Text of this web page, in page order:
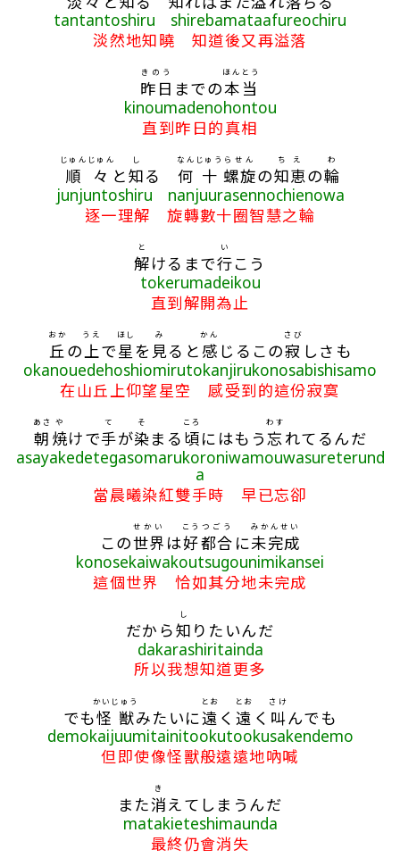
tantantoshiru shirebamataafureochiru
淡然地知曉 知道後又再溢落
昨日
きのう
までの本当
ほんとう
kinoumadenohontou
直到昨日的真相
順々
じゅんじゅん
と知
し
る何
なん
十
じゅう
螺旋
らせん
の知恵
ちえ
の輪
わ
junjuntoshiru nanjuurasennochienowa
逐一理解 旋轉數十圈智慧之輪
解
と
けるまで行
い
こう
tokerumadeikou
直到解開為止
丘
おか
の上
うえ
で星
ほし
を 見
み
ると 感
かん
じるこの寂
さび
しさも
okanouedehoshiomirutokanjirukonosabishisamo
在山丘上仰望星空 感受到的這份寂寞
朝
あさ
焼
や
けで手
て
が染
そ
まる 頃
ころ
にはもう忘
わす
れてるんだ
asayakedetegasomarukoroniwamouwasureterund
a
當晨曦染紅雙手時 早已忘卻
この世界
せかい
は好
こう
都合
つごう
に未完成
みかんせい
konosekaiwakoutsugounimikansei
這個世界 恰如其分地未完成
だから知
し
りたいんだ
dakarashiritainda
所以我想知道更多
でも怪獣
かいじゅう
みたいに遠
とお
く 遠
とお
く 叫
さけ
んでも
demokaijuumitainitookutookusakendemo
但即使像怪獸般遠遠地吶喊
また消
き
えてしまうんだ
matakieteshimaunda
最終仍會消失